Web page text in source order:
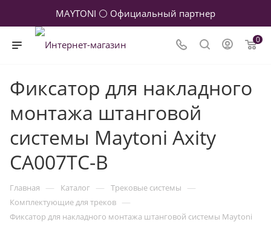
MAYTONI ⚪ Официальный партнер
0
Фиксатор для накладного
монтажа штанговой
системы Maytoni Axity
CA007TC-B
Главная — Каталог — Трековые системы —
Комплектующие для треков —
Фиксатор для накладного монтажа штанговой системы Maytoni